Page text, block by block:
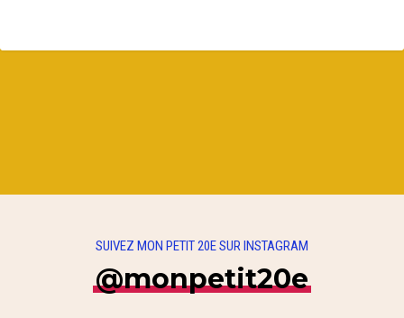
SUIVEZ MON PETIT 20E SUR INSTAGRAM
@monpetit20e